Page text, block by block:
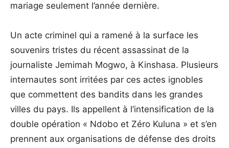
mariage seulement l’année dernière.
Un acte criminel qui a ramené à la surface les
souvenirs tristes du récent assassinat de la
journaliste Jemimah Mogwo, à Kinshasa. Plusieurs
internautes sont irritées par ces actes ignobles
que commettent des bandits dans les grandes
villes du pays. Ils appellent à l’intensification de la
double opération « Ndobo et Zéro Kuluna » et s’en
prennent aux organisations de défense des droits